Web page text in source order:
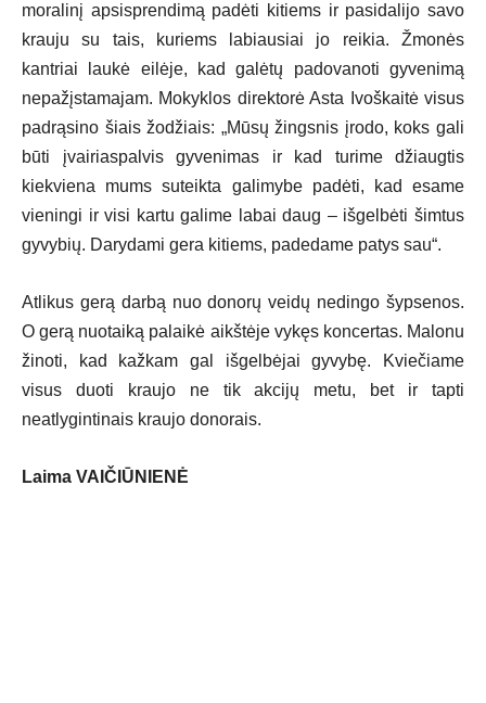
moralinį apsisprendimą padėti kitiems ir pasidalijo savo
krauju su tais, kuriems labiausiai jo reikia. Žmonės
kantriai laukė eilėje, kad galėtų padovanoti gyvenimą
nepažįstamajam. Mokyklos direktorė Asta Ivoškaitė visus
padrąsino šiais žodžiais: „Mūsų žingsnis įrodo, koks gali
būti įvairiaspalvis gyvenimas ir kad turime džiaugtis
kiekviena mums suteikta galimybe padėti, kad esame
vieningi ir visi kartu galime labai daug – išgelbėti šimtus
gyvybių. Darydami gera kitiems, padedame patys sau“.
Atlikus gerą darbą nuo donorų veidų nedingo šypsenos.
O gerą nuotaiką palaikė aikštėje vykęs koncertas. Malonu
žinoti, kad kažkam gal išgelbėjai gyvybę. Kviečiame
visus duoti kraujo ne tik akcijų metu, bet ir tapti
neatlygintinais kraujo donorais.
Laima VAIČIŪNIENĖ